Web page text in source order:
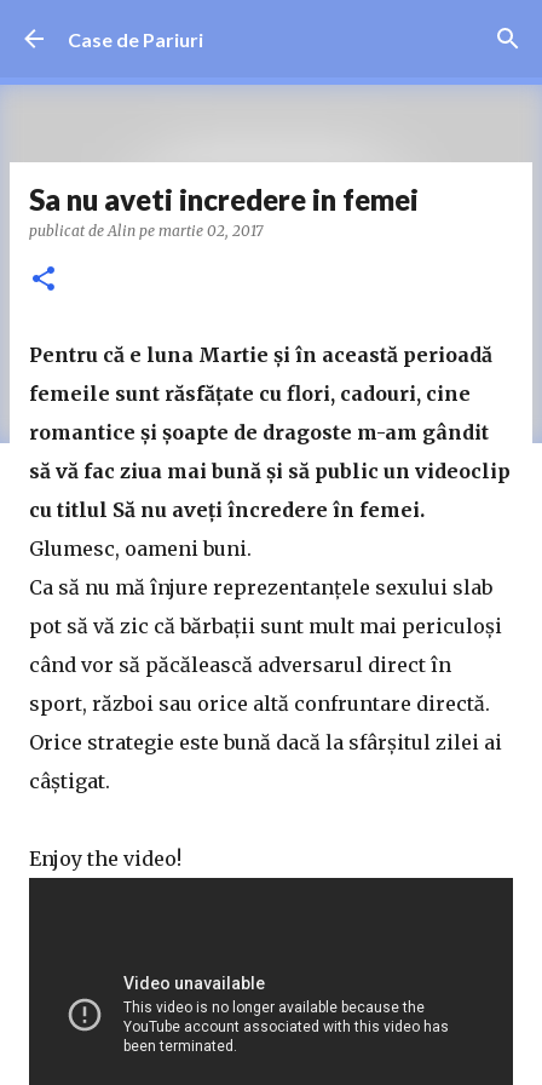
Treceți la conținutul principal
Case de Pariuri
Sa nu aveti incredere in femei
publicat deAlin pe martie 02, 2017
Pentru că e luna Martie și în această perioadă
femeile sunt răsfățate cu flori, cadouri, cine
romantice și șoapte de dragoste m-am gândit
să vă fac ziua mai bună și să public un videoclip
cu titlul Să nu aveți încredere în femei.
Glumesc, oameni buni.
Ca să nu mă înjure reprezentanțele sexului slab
pot să vă zic că bărbații sunt mult mai periculoși
când vor să păcălească adversarul direct în
sport, război sau orice altă confruntare directă.
Orice strategie este bună dacă la sfârșitul zilei ai
câștigat.
Enjoy the video!